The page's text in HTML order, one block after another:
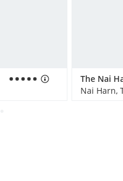
Nai Harn,